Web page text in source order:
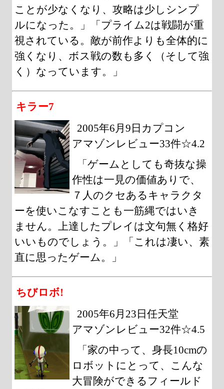
ことが少なくなり、攻略は少しシンプ
ルになった。」「プライム2は戦闘が重
視されている。敵が前作よりも全体的に
強くなり、ボス戦の数も多く（そして強
く）なっています。」
キラー7
2005年6月9日カプコン
アマゾンレビュー33件☆4.2
「ゲームとしても奇抜な操
作性は一見の価値ありで、
７人のクセあるキャラクタ
ーを使いこなすことも一筋縄ではいき
ません。上達したプレイは文句無く格好
いいものでしょう。」「これは凄い、素
直に思ったゲーム。」
ちびロボ!
2005年6月23日任天堂
アマゾンレビュー32件☆4.5
「家の中って、身長10cmの
ロボットにとって、こんな
大冒険ができるフィールド